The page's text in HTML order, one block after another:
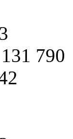
790